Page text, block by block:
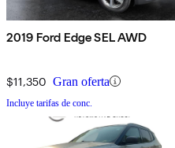
2019 Ford Edge SEL AWD
$11,350 Gran oferta
Incluye tarifas de conc.